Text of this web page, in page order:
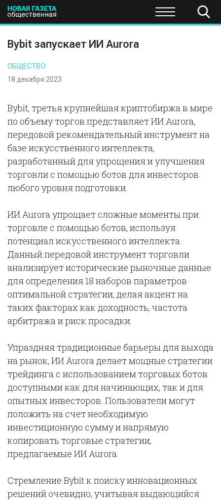
ПОЛИТИКА ЭКОНОМИКА НАУКА И
Bybit запускает ИИ Aurora
ОБЩЕСТВО
18 декабря 2023
Bybit, третья крупнейшая криптобиржа в мире
по объему торгов представляет ИИ Aurora,
передовой рекомендательный инструмент на
базе искусственного интеллекта,
разработанный для упрощения и улучшения
торговли с помощью ботов для инвесторов
любого уровня подготовки.
ИИ Aurora упрощает сложные моменты при
торговле с помощью ботов, используя
потенциал искусственного интеллекта.
Данный передовой инструмент торговли
анализирует исторические рыночные данные
для определения 18 наборов параметров
оптимальной стратегии, делая акцент на
таких факторах как доходность, частота
арбитража и риск просадки.
Упраздняя традиционные барьеры для выхода
на рынок, ИИ Aurora делает мощные стратегии
трейдинга с использованием торговых ботов
доступными как для начинающих, так и для
опытных инвесторов. Пользователи могут
положить на счет необходимую
инвестиционную сумму и напрямую
копировать торговые стратегии,
предлагаемые ИИ Aurora.
Стремление Bybit к поиску инновационных
решений очевидно, учитывая выдающийся